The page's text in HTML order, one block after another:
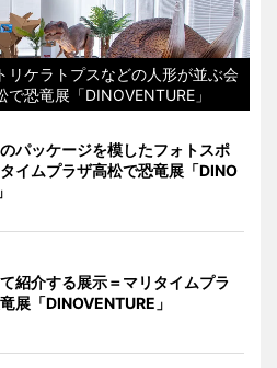
リケラトプスなどの人形が並ぶ会
恐竜展「DINOVENTURE」
パッケージを模したフォトスポ
イムプラザ高松で恐竜展「DINO
紹介する展示＝マリタイムプラ
展「DINOVENTURE」